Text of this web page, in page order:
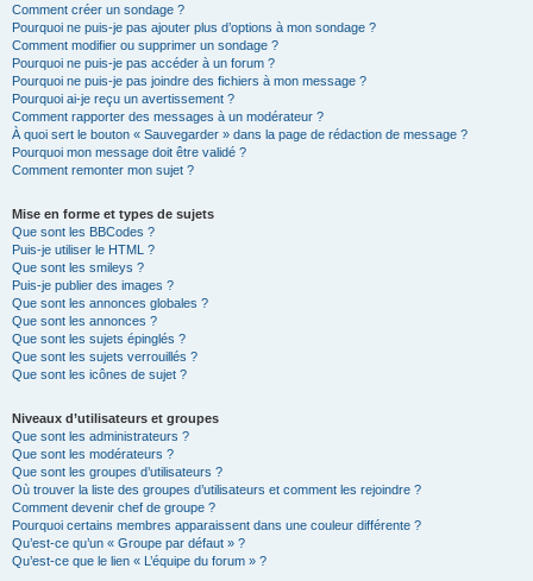
Comment créer un sondage ?
Pourquoi ne puis-je pas ajouter plus d’options à mon sondage ?
Comment modifier ou supprimer un sondage ?
Pourquoi ne puis-je pas accéder à un forum ?
Pourquoi ne puis-je pas joindre des fichiers à mon message ?
Pourquoi ai-je reçu un avertissement ?
Comment rapporter des messages à un modérateur ?
À quoi sert le bouton « Sauvegarder » dans la page de rédaction de message ?
Pourquoi mon message doit être validé ?
Comment remonter mon sujet ?
Mise en forme et types de sujets
Que sont les BBCodes ?
Puis-je utiliser le HTML ?
Que sont les smileys ?
Puis-je publier des images ?
Que sont les annonces globales ?
Que sont les annonces ?
Que sont les sujets épinglés ?
Que sont les sujets verrouillés ?
Que sont les icônes de sujet ?
Niveaux d’utilisateurs et groupes
Que sont les administrateurs ?
Que sont les modérateurs ?
Que sont les groupes d’utilisateurs ?
Où trouver la liste des groupes d’utilisateurs et comment les rejoindre ?
Comment devenir chef de groupe ?
Pourquoi certains membres apparaissent dans une couleur différente ?
Qu’est-ce qu’un « Groupe par défaut » ?
Qu’est-ce que le lien « L’équipe du forum » ?